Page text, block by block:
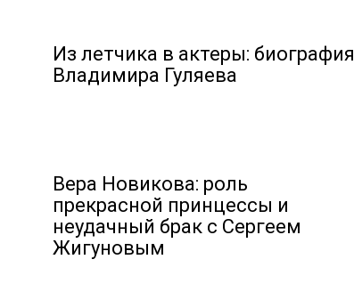
Из летчика в актеры: биография
Владимира Гуляева
Вера Новикова: роль
прекрасной принцессы и
неудачный брак с Сергеем
Жигуновым